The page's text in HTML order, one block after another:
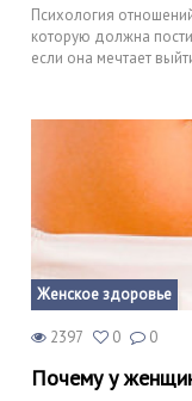
Психология
которую должна
если она мечтает
Женское здоровье
2397 0 0
Почему у